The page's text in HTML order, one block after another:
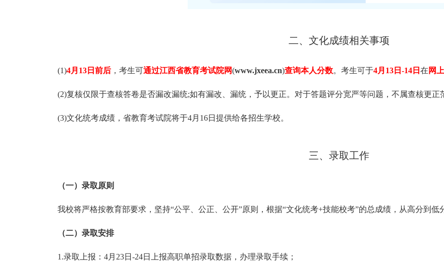
二、文化成绩相关事项
(1)4月13日前后 ，考生可通过江西省教育考试院网(www.jxeea.cn)查询本人分数。考生可于4月13日-14日 在 网
(2)复核仅限于查核答卷是否漏改漏统;如有漏改、漏统，予以更正。对于答题评分宽严等问题，不属查核更正
(3)文化统考成绩，省教育考试院将于4月16日提供给各招生学校。
三、录取工作
（一）录取原则
我校将严格按教育部要求，坚持“公平、公正、公开”原则，根据“文化统考+技能校考”的总成绩，从高分到低
（二）录取安排
1.录取上报：4月23日-24日上报高职单招录取数据，办理录取手续；